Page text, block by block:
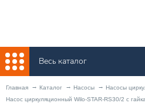
Весь каталог
Главная Каталог Насосы
Насосы
Насос циркуляционный Wilo-STAR-RS30/2 с